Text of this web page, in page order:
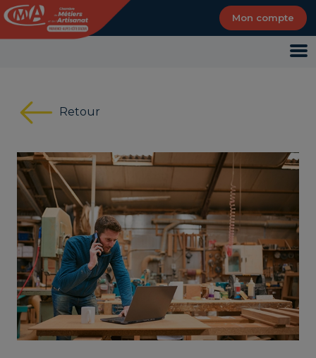
Mon compte
Retour
Panneau de gestion des cookies